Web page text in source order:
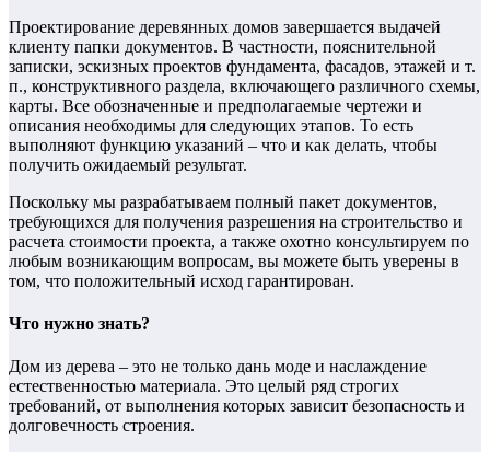
Проектирование деревянных домов завершается выдачей
клиенту папки документов. В частности, пояснительной
записки, эскизных проектов фундамента, фасадов, этажей и т.
п., конструктивного раздела, включающего различного схемы,
карты. Все обозначенные и предполагаемые чертежи и
описания необходимы для следующих этапов. То есть
выполняют функцию указаний – что и как делать, чтобы
получить ожидаемый результат.
Поскольку мы разрабатываем полный пакет документов,
требующихся для получения разрешения на строительство и
расчета стоимости проекта, а также охотно консультируем по
любым возникающим вопросам, вы можете быть уверены в
том, что положительный исход гарантирован.
Что нужно знать?
Дом из дерева – это не только дань моде и наслаждение
естественностью материала. Это целый ряд строгих
требований, от выполнения которых зависит безопасность и
долговечность строения.